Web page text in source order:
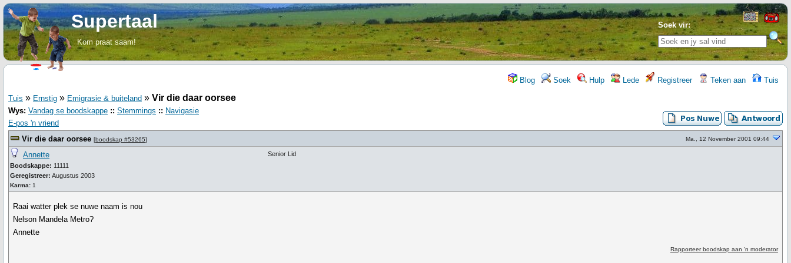
Soek vir:
Supertaal
Kom praat saam!
Blog Soek Hulp Lede Registreer Teken aan Tuis
Tuis » Ernstig » Emigrasie & buiteland » Vir die daar oorsee
Wys: Vandag se boodskappe :: Stemmings :: Navigasie
E-pos 'n vriend
Vir die daar oorsee [boodskap #53265] Ma., 12 November 2001 09:44
Annette
Boodskappe: 11111
Geregistreer: Augustus 2003
Karma: 1
Senior Lid
Raai watter plek se nuwe naam is nou
Nelson Mandela Metro?
Annette
Rapporteer boodskap aan 'n moderator